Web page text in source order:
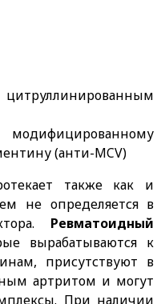
(анти-MCV)
также как и
не определяется в
Ревматоидный
вырабатываются к
присутствуют в
артритом и могут
При наличии